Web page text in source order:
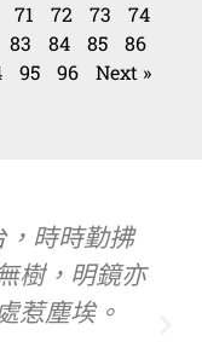
71 72 73
74
83 84 85
86
95 96 Next »
，時時勤拂
樹，明鏡亦
惹塵埃。